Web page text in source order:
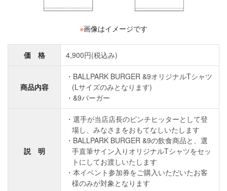
※画像はイメージです
価 格 4,900円(税込み)
商品内容
BALLPARK BURGER &9オリジナルTシャツ
(Lサイズのみとなります)
&9バーガー
説 明
選手が当店店長のピンチヒッターとして登
場し、みなさまをおもてなしいたします
BALLPARK BURGER &9の飲食商品と、選
手直筆サイン入りオリジナルTシャツをセッ
トにしてお渡しいたします
本イベント参加券をご購入いただいたお客
様のみが対象となります